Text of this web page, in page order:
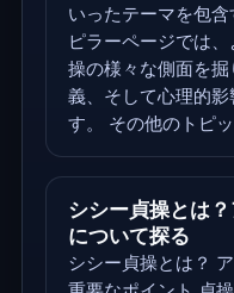
いったテーマを包
ピラーページでは
操の様々な側面を
義、そして心理的
す。 その他のトピ
シシー貞操とは
について探る
シシー貞操とは？